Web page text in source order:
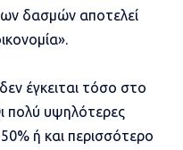
δασμών αποτελεί
έγκειται τόσο στο
πολύ υψηλότερες
ή και περισσότερο